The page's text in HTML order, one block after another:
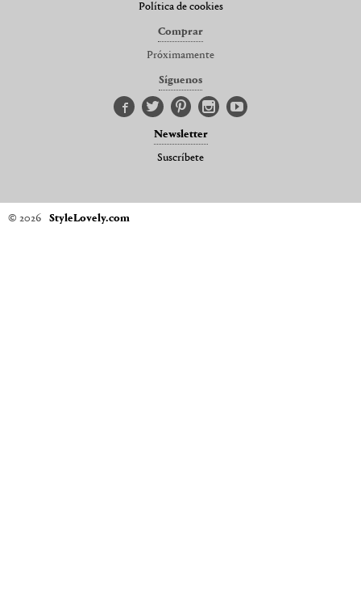
Política de cookies
Comprar
Próximamente
Síguenos
Newsletter
Suscríbete
© 2026 StyleLovely.com